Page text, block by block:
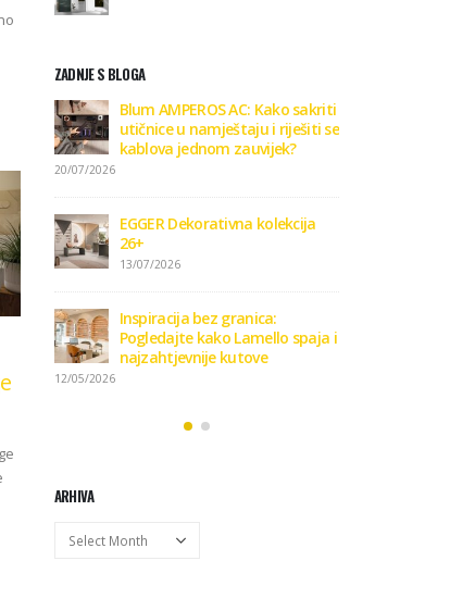
ZADNJE S BLOGA
se
Zavirite u novu EGGER
Dekorativnu kolekciju 26+
09/01/2026
Kako odabrati pravi format
podnih daski?
15/01/2025
Podloge za EGGER podove
15/01/2025
Arhiva